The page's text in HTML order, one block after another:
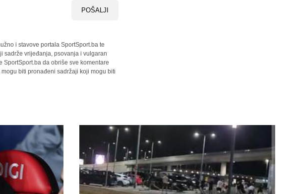
POŠALJI
i stavove portala SportSport.ba te
sadrže vrijeđanja, psovanja i vulgaran
da obriše sve komentare
biti pronađeni sadržaji koji mogu biti